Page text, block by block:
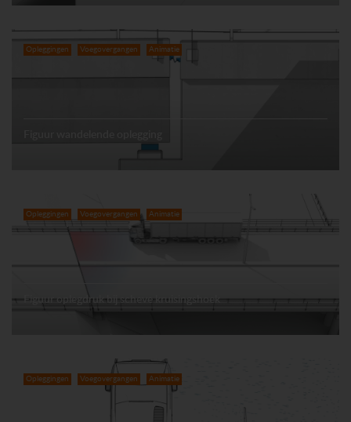
Opleggingen Voegovergangen Animatie
Opleggingen Voegovergangen Animatie
Figuur oplegdruk bij scheve kruisingshoek
Opleggingen Voegovergangen Animatie